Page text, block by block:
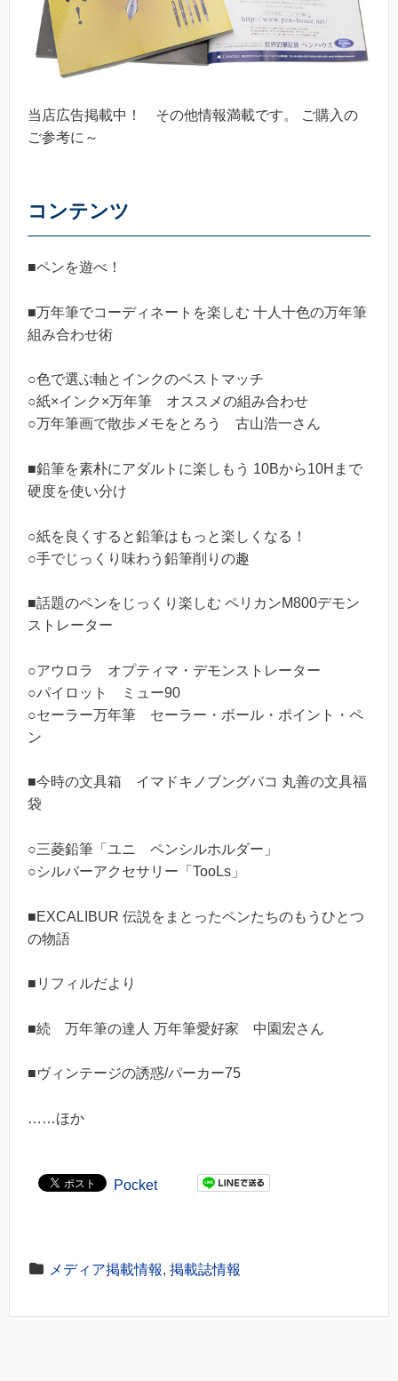
当店広告掲載中！ その他情報満載です。 ご購入の
ご参考に～
コンテンツ
■ペンを遊べ！
■万年筆でコーディネートを楽しむ 十人十色の万年筆
組み合わせ術
○色で選ぶ軸とインクのベストマッチ
○紙×インク×万年筆 オススメの組み合わせ
○万年筆画で散歩メモをとろう 古山浩一さん
■鉛筆を素朴にアダルトに楽しもう 10Bから10Hまで
硬度を使い分け
○紙を良くすると鉛筆はもっと楽しくなる！
○手でじっくり味わう鉛筆削りの趣
■話題のペンをじっくり楽しむ ペリカンM800デモン
ストレーター
○アウロラ オプティマ・デモンストレーター
○パイロット ミュー90
○セーラー万年筆 セーラー・ボール・ポイント・ペ
ン
■今時の文具箱 イマドキノブングバコ 丸善の文具福
袋
○三菱鉛筆「ユニ ペンシルホルダー」
○シルバーアクセサリー「TooLs」
■EXCALIBUR 伝説をまとったペンたちのもうひとつ
の物語
■リフィルだより
■続 万年筆の達人 万年筆愛好家 中園宏さん
■ヴィンテージの誘惑/パーカー75
……ほか
Pocket
メディア掲載情報, 掲載誌情報